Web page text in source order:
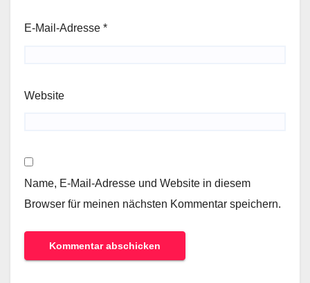
E-Mail-Adresse *
Website
Name, E-Mail-Adresse und Website in diesem
Browser für meinen nächsten Kommentar speichern.